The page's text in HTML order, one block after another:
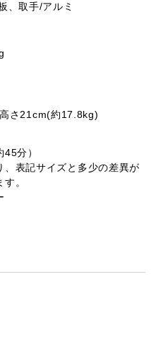
、取手/アルミ
さ21cm(約17.8kg)
分）
表記サイズと多少の差異が
。